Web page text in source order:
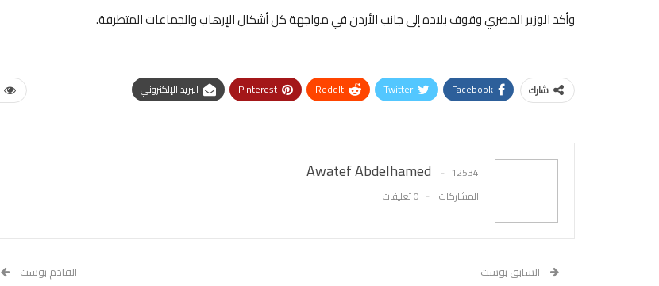
وأكد الوزير المصري وقوف بلاده إلى جانب الأردن في مواجهة كل أشكال الإرهاب والجماعات المتطرفة.
شارك Facebook
Twitter
ReddIt
Pinterest البريد الإلكتروني
Awatef Abdelhamed
12534
المشاركات
0 تعليقات
السابق بوست القادم بوست